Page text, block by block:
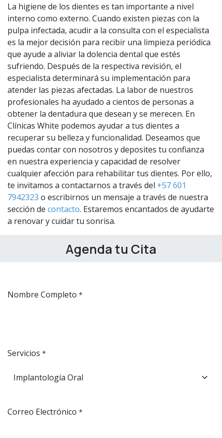
La higiene de los dientes es tan importante a nivel
interno como externo. Cuando existen piezas con la
pulpa infectada, acudir a la consulta con el especialista
es la mejor decisión para recibir una limpieza periódica
que ayude a aliviar la dolencia dental que estés
sufriendo. Después de la respectiva revisión, el
especialista determinará su implementación para
atender las piezas afectadas. La labor de nuestros
profesionales ha ayudado a cientos de personas a
obtener la dentadura que desean y se merecen. En
Clínicas White podemos ayudar a tus dientes a
recuperar su belleza y funcionalidad. Deseamos que
puedas contar con nosotros y deposites tu confianza
en nuestra experiencia y capacidad de resolver
cualquier afección para rehabilitar tus dientes. Por ello,
te invitamos a contactarnos a través del +57 601
7942323 o escribirnos un mensaje a través de nuestra
sección de contacto. Estaremos encantados de ayudarte
a renovar y cuidar tu sonrisa.
Agenda tu Cita
Nombre Completo *
Servicios *
Correo Electrónico *